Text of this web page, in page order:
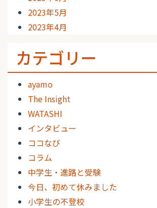
2023年5月
2023年4月
カテゴリー
ayamo
The Insight
WATASHI
インタビュー
ココなび
コラム
中学生・進路と受験
今日、初めて休みました
小学生の不登校